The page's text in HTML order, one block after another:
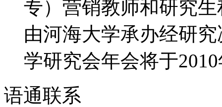
专）营销教师和研究
由河海大学承办经研
学研究会年会将于
语通联系